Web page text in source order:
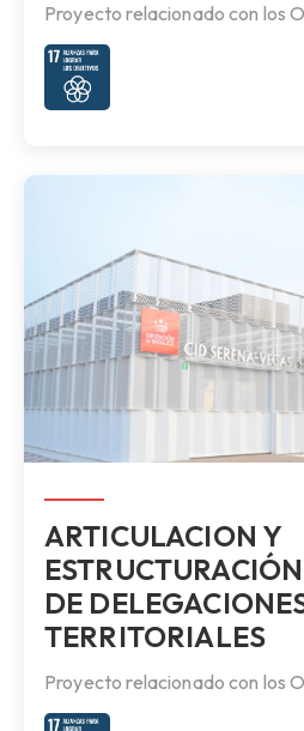
Proyecto relacionado con los
ARTICULACION Y
DE
TERRITORIALES
Proyecto relacionado con los